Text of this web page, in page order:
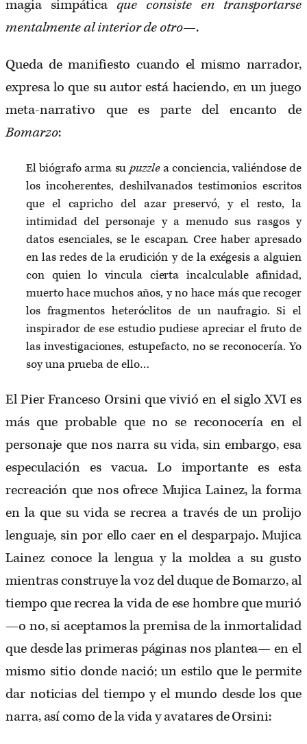
magia simpática que consiste en transportarse
mentalmente al interior de otro—.
Queda de manifiesto cuando el mismo narrador,
expresa lo que su autor está haciendo, en un juego
meta-narrativo que es parte del encanto de
Bomarzo:
El biógrafo arma su puzzlea conciencia, valiéndose de
los incoherentes, deshilvanados testimonios escritos
que el capricho del azar preservó, y el resto, la
intimidad del personaje y a menudo sus rasgos y
datos esenciales, se le escapan. Cree haber apresado
en las redes de la erudición y de la exégesis a alguien
con quien lo vincula cierta incalculable afinidad,
muerto hace muchos años, y no hace más que recoger
los fragmentos heteróclitos de un naufragio. Si el
inspirador de ese estudio pudiese apreciar el fruto de
las investigaciones, estupefacto, no se reconocería. Yo
soy una prueba de ello…
El Pier Franceso Orsini que vivió en el siglo XVI es
más que probable que no se reconocería en el
personaje que nos narra su vida, sin embargo, esa
especulación es vacua. Lo importante es esta
recreación que nos ofrece Mujica Lainez, la forma
en la que su vida se recrea a través de un prolijo
lenguaje, sin por ello caer en el desparpajo. Mujica
Lainez conoce la lengua y la moldea a su gusto
mientras construye la voz del duque de Bomarzo, al
tiempo que recrea la vida de ese hombre que murió
—o no, si aceptamos la premisa de la inmortalidad
que desde las primeras páginas nos plantea— en el
mismo sitio donde nació; un estilo que le permite
dar noticias del tiempo y el mundo desde los que
narra, así como de la vida y avatares de Orsini: